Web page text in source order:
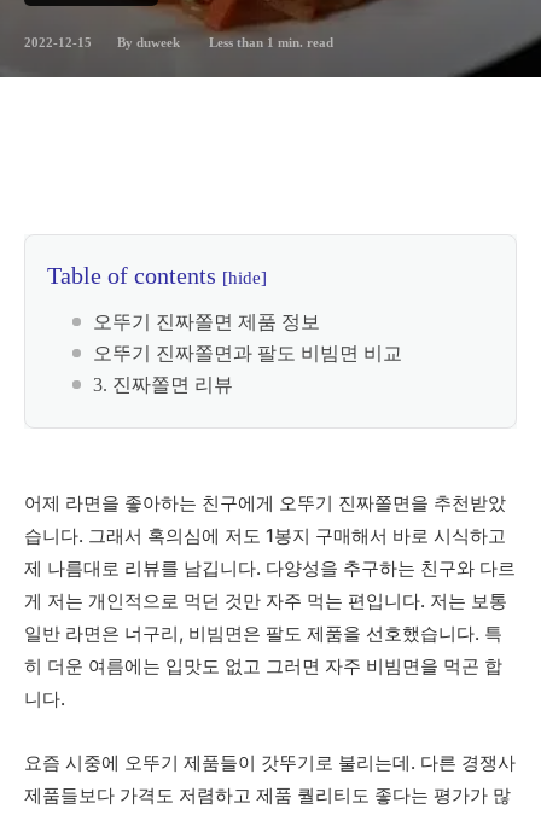
2022-12-15 By duweek Less than 1 min. read
Table of contents [hide]
오뚜기 진짜쫄면 제품 정보
오뚜기 진짜쫄면과 팔도 비빔면 비교
3. 진짜쫄면 리뷰
어제 라면을 좋아하는 친구에게 오뚜기 진짜쫄면을 추천받았
습니다. 그래서 혹의심에 저도 1봉지 구매해서 바로 시식하고
제 나름대로 리뷰를 남깁니다. 다양성을 추구하는 친구와 다르
게 저는 개인적으로 먹던 것만 자주 먹는 편입니다. 저는 보통
일반 라면은 너구리, 비빔면은 팔도 제품을 선호했습니다. 특
히 더운 여름에는 입맛도 없고 그러면 자주 비빔면을 먹곤 합
니다.
요즘 시중에 오뚜기 제품들이 갓뚜기로 불리는데. 다른 경쟁사
제품들보다 가격도 저렴하고 제품 퀄리티도 좋다는 평가가 많